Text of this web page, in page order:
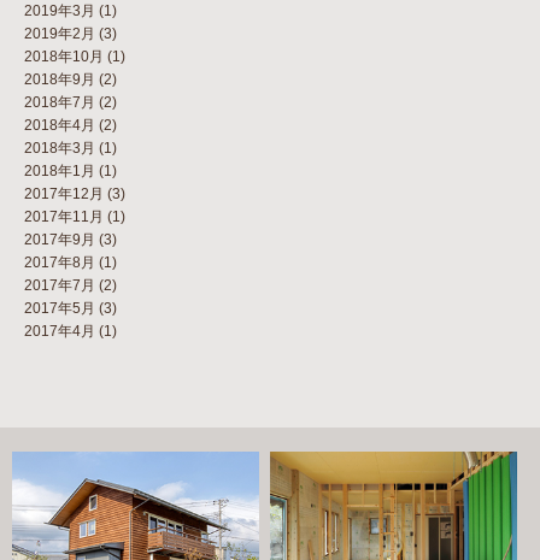
2019年3月 (1)
2019年2月 (3)
2018年10月 (1)
2018年9月 (2)
2018年7月 (2)
2018年4月 (2)
2018年3月 (1)
2018年1月 (1)
2017年12月 (3)
2017年11月 (1)
2017年9月 (3)
2017年8月 (1)
2017年7月 (2)
2017年5月 (3)
2017年4月 (1)